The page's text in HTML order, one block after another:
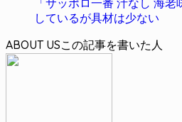
「サッポロ一番 汁なし 海
しているが具材は少ない
ABOUT US